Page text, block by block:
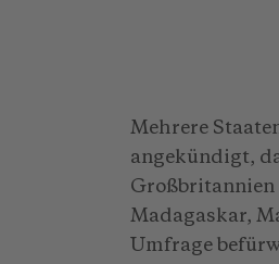
Mehrere
angekündigt,
Großbritannien
Madagaskar,
Umfrage